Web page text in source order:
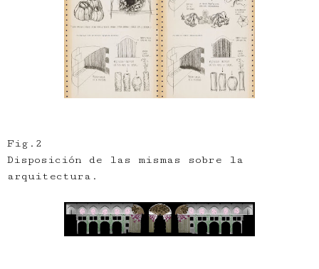
Fig.2
Disposición de las mismas sobre la
arquitectura.